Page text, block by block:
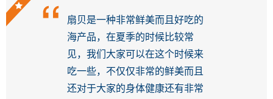
扇贝是一种非常鲜美而且好吃的
海产品，在夏季的时候比较常
见，我们大家可以在这个时候来
吃一些，不仅仅非常的鲜美而且
还对于大家的身体健康还有非常